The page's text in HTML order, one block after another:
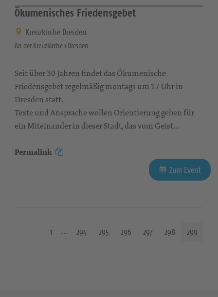
Ökumenisches Friedensgebet
Kreuzkirche Dresden
An der Kreuzkirche 1 Dresden
Seit über 30 Jahren findet das Ökumenische
Friedensgebet regelmäßig montags um 17 Uhr in
Dresden statt.
Texte und Ansprache wollen Orientierung geben für
ein Miteinander in dieser Stadt, das vom Geist...
Permalink
Zum Event
1 294 295 296 297 298 299